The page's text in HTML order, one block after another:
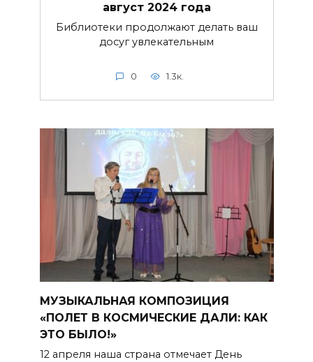
август 2024 года
Библиотеки продолжают делать ваш
досуг увлекательным
0 1.3к.
МУЗЫКАЛЬНАЯ КОМПОЗИЦИЯ
«ПОЛЕТ В КОСМИЧЕСКИЕ ДАЛИ: КАК
ЭТО БЫЛО!»
12 апреля наша страна отмечает День